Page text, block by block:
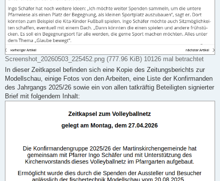
Screenshot_20260503_225452.png (777.96 KiB) 10126 mal betrachtet
In dieser Zeitkapsel befinden sich eine Kopie des Zeitungsberichts zur
Modellschau, einige Fotos von den Arbeiten, eine Liste der Konfirmanden
des Jahrgangs 2025/26 sowie ein von allen tatkräftig Beteiligten signierter
Brief mit folgendem Inhalt: